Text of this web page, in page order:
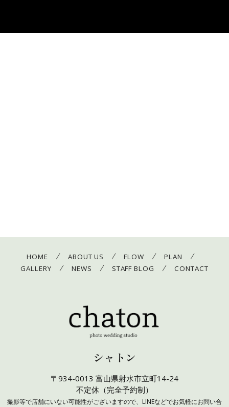
HOME / ABOUT US /FLOW /PLAN /
GALLERY / NEWS / STAFF BLOG /CONTACT
シャトン
〒934-0013 富山県射水市立町14-24
不定休（完全予約制）
撮影等で店舗にいない可能性がございますので、LINEなどでお気軽にお問い合